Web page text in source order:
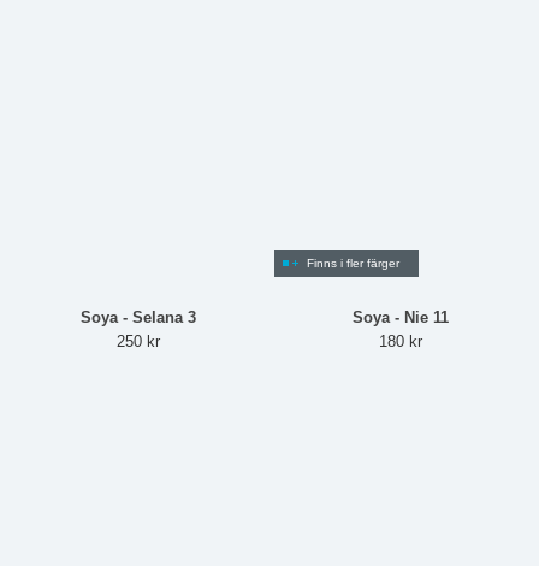
Soya - Selana 3
250 kr
Finns i fler färger
Soya - Nie 11
180 kr